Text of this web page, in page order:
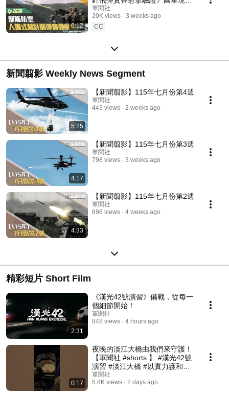
6:12
四種刺針飛彈家族首度齊聚！
軍聞社
20K views
3 weeks ago
CC
新聞翦影 Weekly News Segment
5:25
【新聞翦影】115年七月份第4週
軍聞社
443 views
2 weeks ago
4:17
【新聞翦影】115年七月份第3週
軍聞社
798 views
3 weeks ago
4:33
【新聞翦影】115年七月份第2週
軍聞社
896 views
4 weeks ago
精彩短片 Short Film
2:31
《漢光42號演習》備戰，從每一
個細節開始！
軍聞社
848 views
4 hours ago
0:17
夜晚的淡江大橋由我們來守護！
【軍聞社 #shorts 】 #漢光42號
演習 #淡江大橋 #以實力護和平
#用行動守家園
軍聞社
5.8K views
2 days ago